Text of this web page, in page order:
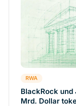
RWA
BlackRock und
Mrd. Dollar